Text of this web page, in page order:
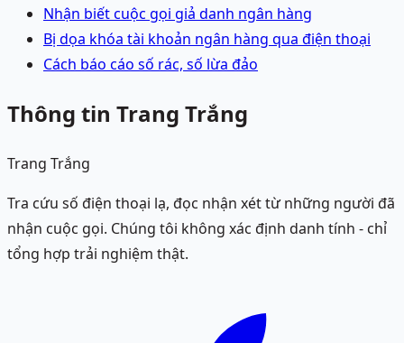
Nhận biết cuộc gọi giả danh ngân hàng
Bị dọa khóa tài khoản ngân hàng qua điện thoại
Cách báo cáo số rác, số lừa đảo
Thông tin Trang Trắng
Trang Trắng
Tra cứu số điện thoại lạ, đọc nhận xét từ những người đã
nhận cuộc gọi. Chúng tôi không xác định danh tính - chỉ
tổng hợp trải nghiệm thật.